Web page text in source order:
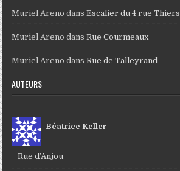
Muriel Areno dansEscalier du 4 rue Thiers
Muriel Areno dansRue Courmeaux
Muriel Areno dansRue de Talleyrand
AUTEURS
Béatrice Keller
Rue d’Anjou